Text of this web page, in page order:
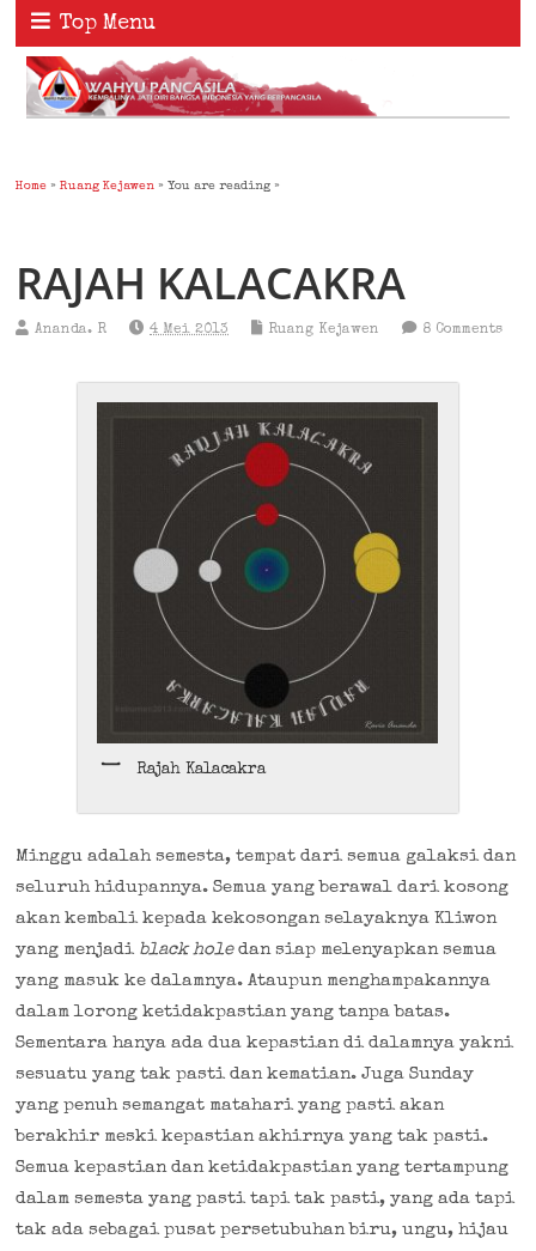
Top Menu
Home »Ruang Kejawen » You are reading »
RAJAH KALACAKRA
Ananda. R 4 Mei 2013 Ruang Kejawen 8 Comments
Rajah Kalacakra
Minggu adalah semesta, tempat dari semua galaksi dan
seluruh hidupannya. Semua yang berawal dari kosong
akan kembali kepada kekosongan selayaknya Kliwon
yang menjadi black holedan siap melenyapkan semua
yang masuk ke dalamnya. Ataupun menghampakannya
dalam lorong ketidakpastian yang tanpa batas.
Sementara hanya ada dua kepastian di dalamnya yakni
sesuatu yang tak pasti dan kematian. Juga Sunday
yang penuh semangat matahari yang pasti akan
berakhir meski kepastian akhirnya yang tak pasti.
Semua kepastian dan ketidakpastian yang tertampung
dalam semesta yang pasti tapi tak pasti, yang ada tapi
tak ada sebagai pusat persetubuhan biru, ungu, hijau